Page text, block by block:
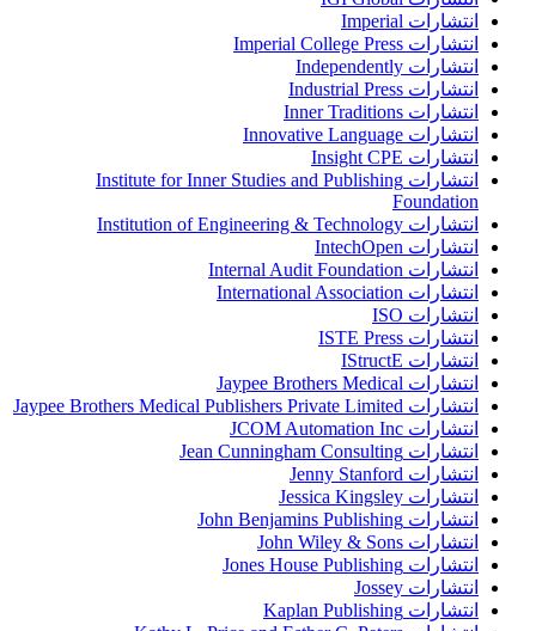
انتشارات Imperial
انتشارات Imperial College Press
انتشارات Independently
انتشارات Industrial Press
انتشارات Inner Traditions
انتشارات Innovative Language
انتشارات Insight CPE
انتشارات Institute for Inner Studies and Publishing
Foundation
انتشارات Institution of Engineering & Technology
انتشارات IntechOpen
انتشارات Internal Audit Foundation
انتشارات International Association
انتشارات ISO
انتشارات ISTE Press
انتشارات IStructE
انتشارات Jaypee Brothers Medical
انتشارات Jaypee Brothers Medical Publishers Private Limited
انتشارات JCOM Automation Inc
انتشارات Jean Cunningham Consulting
انتشارات Jenny Stanford
انتشارات Jessica Kingsley
انتشارات John Benjamins Publishing
انتشارات John Wiley & Sons
انتشارات Jones House Publishing
انتشارات Jossey
انتشارات Kaplan Publishing